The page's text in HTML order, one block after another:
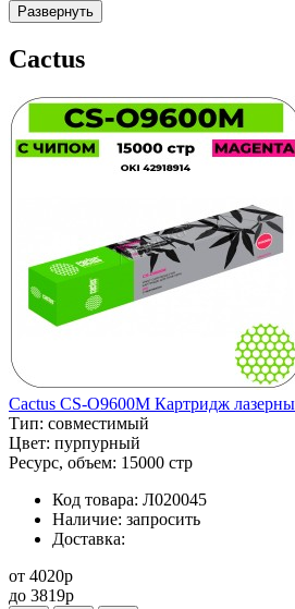
Развернуть
Cactus
Cactus CS-O9600M Картридж
Тип: совместимый
Цвет: пурпурный
Ресурс, объем: 15000 стр
Код товара: Л020045
Наличие: запросить
Доставка:
от 4020p
до 3819p